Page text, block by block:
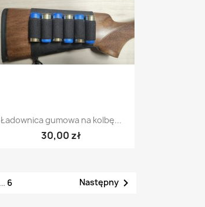
Szybki podgląd
Ładownica gumowa na kolbę...
30,00 zł
… 6 Następny